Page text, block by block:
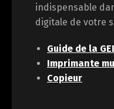
indispensable
digitale de votre
Guide de la
Imprimante
Copieur